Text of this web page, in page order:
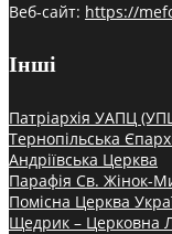
Веб-сайт: https://
Інші
Патріархія УАПЦ
Тернопільська
Андріївська Церква
Парафія Св. Жінок-
Помісна Церква
Щедрик – Церковна